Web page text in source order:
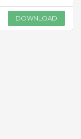
DOWNLOAD